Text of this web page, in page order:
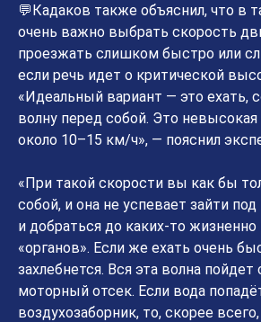
💬Кадаков также объяснил, что в
очень важно выбрать скорость
проезжать слишком быстро или
если речь идет о критической
«Идеальный вариант — это ехать,
волну перед собой. Это невысокая
около 10–15 км/ч», — пояснил
«При такой скорости вы как бы
собой, и она не успевает зайти
и добраться до каких-то
«органов». Если же ехать очень
захлебнется. Вся эта волна пойдет
моторный отсек. Если вода
воздухозаборник, то, скорее